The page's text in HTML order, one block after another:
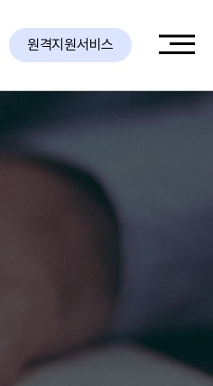
원격지원서비스